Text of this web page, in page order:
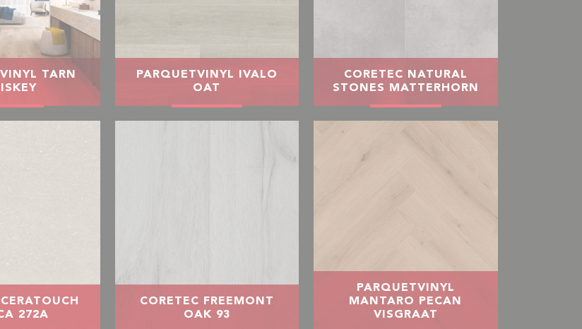
TARN
PARQUETVINYL IVALO
OAT
CORETEC NATURAL
STONES MATTERHORN
272A
CORETEC FREEMONT
OAK 93
PARQUETVINYL
MANTARO PECAN
VISGRAAT